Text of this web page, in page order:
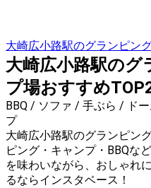
大崎広小路駅のグランピン
大崎広小路駅のグ
プ場おすすめ
BBQ / ソファ / 手ぶら / ド
プ
大崎広小路駅のグランピン
ピング・キャンプ・BBQな
を味わいながら、おしゃれ
るならインスタベース！